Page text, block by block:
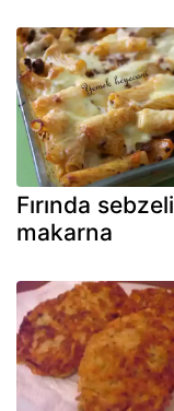
Fırında sebzeli
makarna